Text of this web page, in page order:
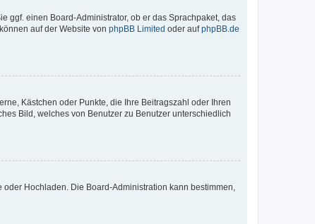
ggf. einen Board-Administrator, ob er das Sprachpaket, das
auf der Website von phpBB Limited oder aufphpBB.de
Kästchen oder Punkte, die Ihre Beitragszahl oder Ihren
Bild, welches von Benutzer zu Benutzer unterschiedlich
Hochladen. Die Board-Administration kann bestimmen,